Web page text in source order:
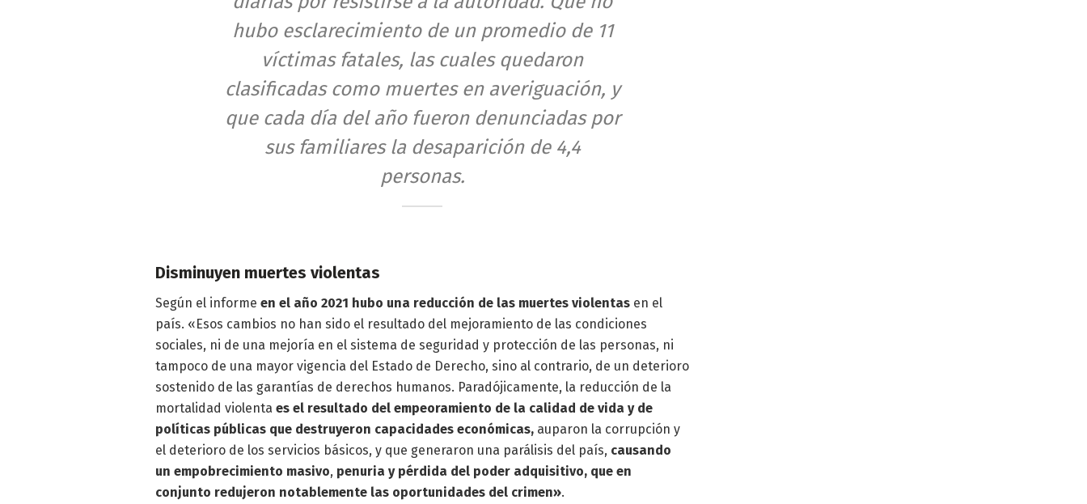
hubo esclarecimiento de un promedio de 11
víctimas fatales, las cuales quedaron
clasificadas como muertes en averiguación, y
que cada día del año fueron denunciadas por
sus familiares la desaparición de 4,4
personas.
Disminuyen muertes violentas
Según el informe en el año 2021 hubo una reducción de las muertes violentas en el
país. «Esos cambios no han sido el resultado del mejoramiento de las condiciones
sociales, ni de una mejoría en el sistema de seguridad y protección de las personas, ni
tampoco de una mayor vigencia del Estado de Derecho, sino al contrario, de un deterioro
sostenido de las garantías de derechos humanos. Paradójicamente, la reducción de la
mortalidad violenta es el resultado del empeoramiento de la calidad de vida y de
políticas públicas que destruyeron capacidades económicas, auparon la corrupción y
el deterioro de los servicios básicos, y que generaron una parálisis del país, causando
un empobrecimiento masivo, penuria y pérdida del poder adquisitivo, que en
conjunto redujeron notablemente las oportunidades del crimen».